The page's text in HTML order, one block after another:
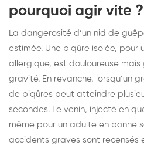
pourquoi agir vite ?
La dangerosité d’un nid de
estimée. Une piqûre isolée, pour
allergique, est douloureuse mais
gravité. En revanche, lorsqu’un
de piqûres peut atteindre
secondes. Le venin, injecté en
même pour un adulte en bonne
accidents graves sont recensés